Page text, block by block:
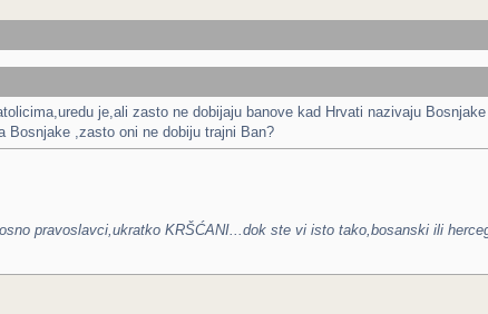
je,ali zasto ne dobijaju banove kad Hrvati nazivaju
Bosnjake ,zasto oni ne dobiju trajni Ban?
pravoslavci,ukratko KRŠĆANI...dok ste vi isto tako,bosanski ili